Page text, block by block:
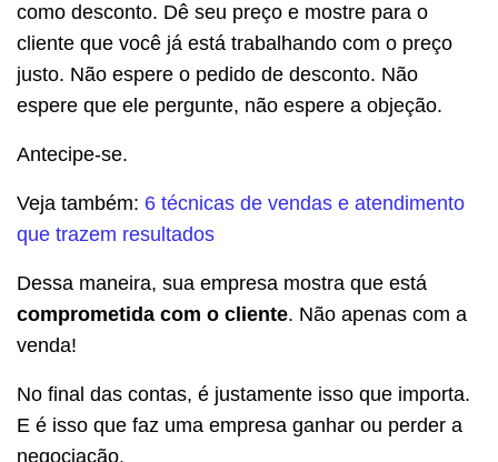
como desconto. Dê seu preço e mostre para o
cliente que você já está trabalhando com o preço
justo. Não espere o pedido de desconto. Não
espere que ele pergunte, não espere a objeção.
Antecipe-se.
Veja também: 6 técnicas de vendas e atendimento
que trazem resultados
Dessa maneira, sua empresa mostra que está
comprometida com o cliente. Não apenas com a
venda!
No final das contas, é justamente isso que importa.
E é isso que faz uma empresa ganhar ou perder a
negociação.